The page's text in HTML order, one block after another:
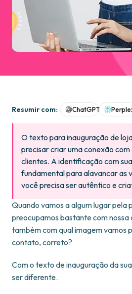
Resumir com: ChatGPT
O texto para inauguração de
precisar criar uma conexão
clientes. A identificação com
fundamental para alavancar as
você precisa ser autêntico e
Quando vamos a algum lugar pela
preocupamos bastante com
também com qual imagem vamos
contato, correto?
Com o texto de inauguração da
ser diferente.